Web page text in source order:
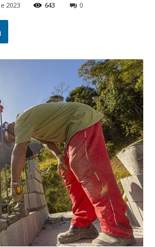
2023 643 0